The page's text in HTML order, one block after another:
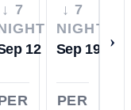
↓ 7
12
↓ 7
NIGHTS
Sep 19
PER
›